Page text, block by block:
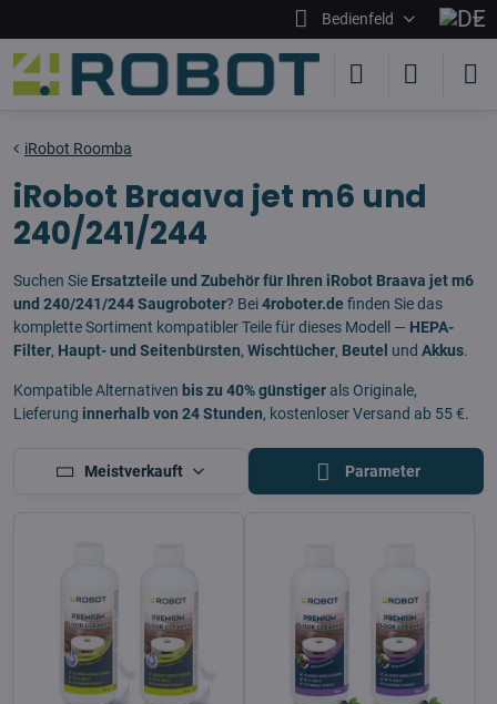
Bedienfeld
iRobot Roomba
iRobot Braava jet m6 und
240/241/244
Suchen Sie Ersatzteile und Zubehör für Ihren iRobot Braava jet m6
und 240/241/244 Saugroboter? Bei4roboter.de finden Sie das
komplette Sortiment kompatibler Teile für dieses Modell — HEPA-
Filter, Haupt- und Seitenbürsten, Wischtücher, Beutel und Akkus.
Kompatible Alternativen bis zu 40% günstiger als Originale,
Lieferung innerhalb von 24 Stunden, kostenloser Versand ab 55 €.
Meistverkauft Parameter